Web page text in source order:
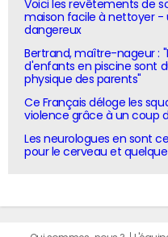
Voici les revêtements de
maison facile à nettoyer -
dangereux
Bertrand, maître-nageur :
d'enfants en piscine sont
physique des parents"
Ce Français déloge les
violence grâce à un coup
Les neurologues en sont
pour le cerveau et